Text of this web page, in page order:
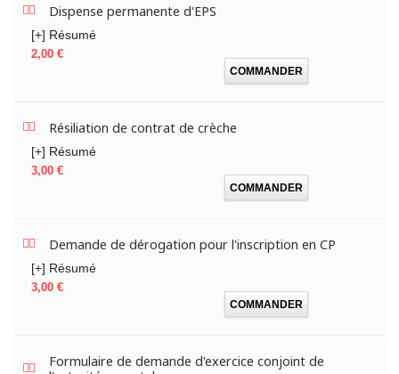
Dispense permanente d'EPS
[+] Résumé
Prix
2,00 €
COMMANDER
Résiliation de contrat de crèche
[+] Résumé
Prix
3,00 €
COMMANDER
Demande de dérogation pour l'inscription en CP
[+] Résumé
Prix
3,00 €
COMMANDER
Formulaire de demande d'exercice conjoint de